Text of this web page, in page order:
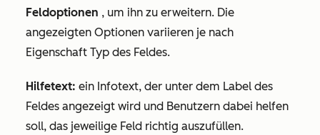
Feldoptionen , um ihn zu erweitern. Die
angezeigten Optionen variieren je nach
Eigenschaft Typ des Feldes.
Hilfetext: ein Infotext, der unter dem Label des
Feldes angezeigt wird und Benutzern dabei helfen
soll, das jeweilige Feld richtig auszufüllen.